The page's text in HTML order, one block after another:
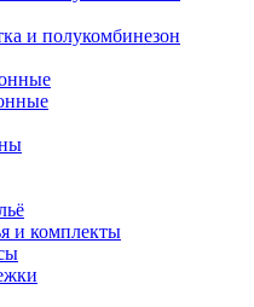
и полукомбинезон
и комплекты